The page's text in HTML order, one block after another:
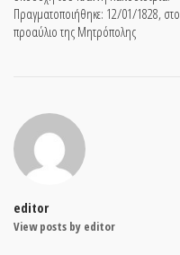
Πραγματοποιήθηκε: 12/01/1828, στο
προαύλιο της Μητρόπολης
editor
View posts by editor